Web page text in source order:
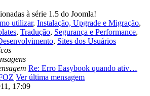
à série 1.5 do Joomla!
utilizar, Instalação, Upgrade e Migração,
, Tradução, Segurança e Performance,
, Sites dos Usuários
Re: Erro Easybook quando ativ…
Ver última mensagem
17:09